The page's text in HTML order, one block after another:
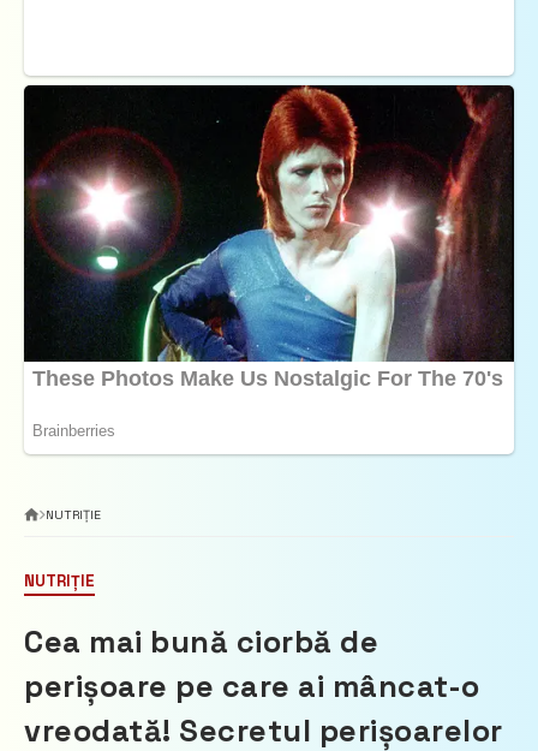
NUTRIȚIE
NUTRIȚIE
Cea mai bună ciorbă de
perișoare pe care ai mâncat-o
vreodată! Secretul perișoarelor